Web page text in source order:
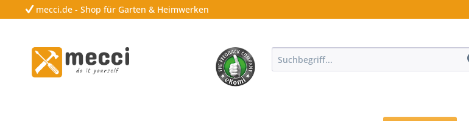
mecci.de - Shop für Garten & Heimwerken